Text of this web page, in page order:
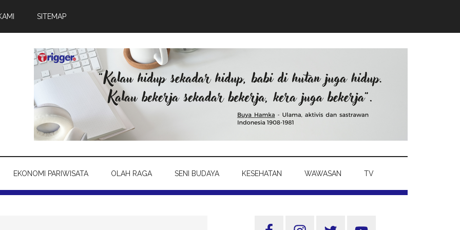
SITEMAP
EKONOMI PARIWISATA OLAH RAGA SENI BUDAYA KESEHATAN WAWASAN TV
Sidebar